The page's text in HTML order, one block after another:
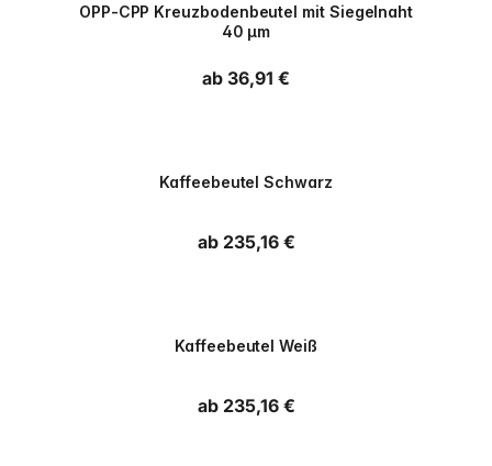
OPP-CPP Kreuzbodenbeutel mit Siegelnaht
40 µm
Normaler Preis
ab 36,91 €
Kaffeebeutel Schwarz
Normaler Preis
ab 235,16 €
Kaffeebeutel Weiß
Normaler Preis
ab 235,16 €